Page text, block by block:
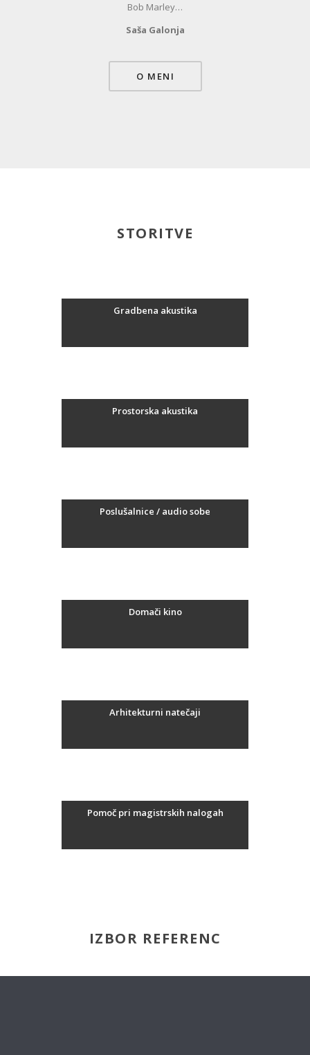
Bob Marley…
Saša Galonja
O MENI
STORITVE
Gradbena akustika
Prostorska akustika
Poslušalnice / audio sobe
Domači kino
Arhitekturni natečaji
Pomoč pri magistrskih nalogah
IZBOR REFERENC